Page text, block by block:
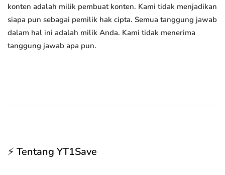
konten adalah milik pembuat konten. Kami tidak menjadikan
siapa pun sebagai pemilik hak cipta. Semua tanggung jawab
dalam hal ini adalah milik Anda. Kami tidak menerima
tanggung jawab apa pun.
⚡ Tentang YT1Save